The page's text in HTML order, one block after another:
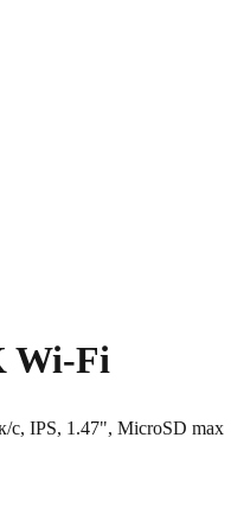
Wi-Fi
c, IPS, 1.47", MicroSD max